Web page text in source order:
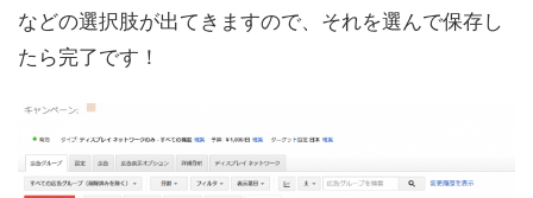
などの選択肢が出てきますので、それを選んで保存し
たら完了です！